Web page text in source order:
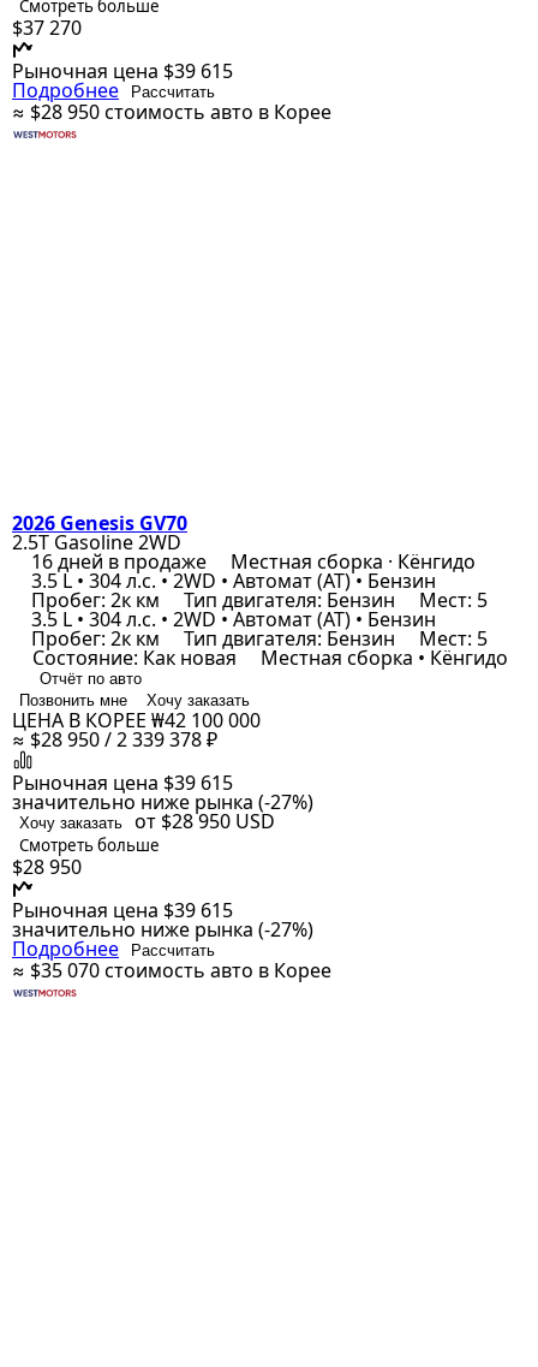
Смотреть больше
$37 270
Рыночная цена $39 615
Подробнее Рассчитать
≈ $28 950стоимость авто в Корее
2026 Genesis GV70
2.5T Gasoline 2WD
16 дней в продаже Местная сборка · Кёнгидо
3.5 L • 304 л.с. • 2WD • Автомат (AT) • Бензин
Пробег: 2к км Тип двигателя: Бензин Мест: 5
3.5 L • 304 л.с. • 2WD • Автомат (AT) • Бензин
Пробег: 2к км Тип двигателя: Бензин Мест: 5
Состояние: Как новая Местная сборка • Кёнгидо
Отчёт по авто
Позвонить мне
Хочу заказать
ЦЕНА В КОРЕЕ ₩42 100 000
≈ $28 950 / 2 339 378 ₽
Рыночная цена $39 615
значительно ниже рынка (-27%)
Хочу заказать от $28 950 USD
Смотреть больше
$28 950
Рыночная цена $39 615
значительно ниже рынка (-27%)
Подробнее Рассчитать
≈ $35 070стоимость авто в Корее